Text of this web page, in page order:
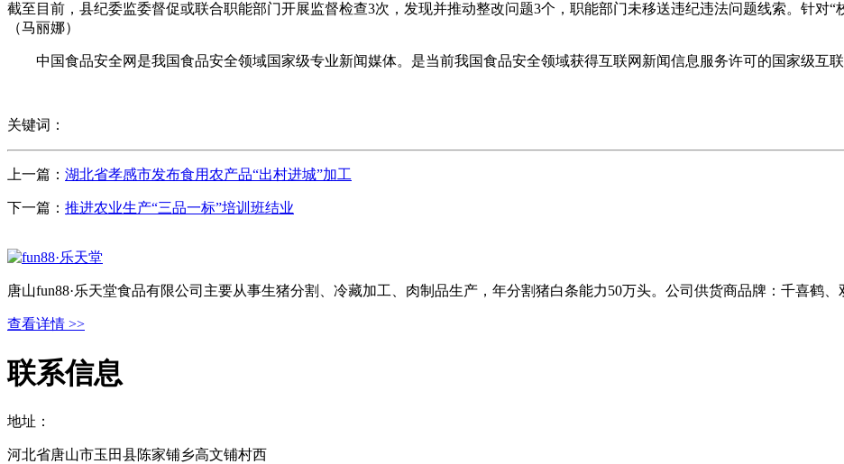
截至目前，县纪委监委督促或联合职能部门开展监督检查3次，发现并推动整改问题3个，职能部门未移送违纪违法问题线索。针对“
（马丽娜）
中国食品安全网是我国食品安全领域国家级专业新闻媒体。是当前我国食品安全领域获得互联网新闻信息服务许可的国家级互联
关键词：
上一篇： 湖北省孝感市发布食用农产品“出村进城”加工
下一篇： 推进农业生产“三品一标”培训班结业
唐山fun88·乐天堂食品有限公司主要从事生猪分割、冷藏加工、肉制品生产，年分割猪白条能力50万头。公司供货商品牌：千喜鹤
查看详情 >>
联系信息
地址：
河北省唐山市玉田县陈家铺乡高文铺村西